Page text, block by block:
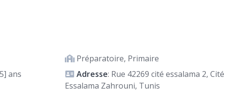
Préparatoire, Primaire
ans Adresse: Rue 42269 cité essalama 2, Cité
Essalama Zahrouni, Tunis